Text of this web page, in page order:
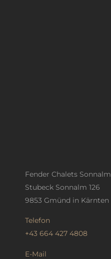
Fender Chalets Sonnalm
Stubeck Sonnalm 126
9853 Gmünd in Kärnten
Telefon
+43 664 427 4808
E-Mail